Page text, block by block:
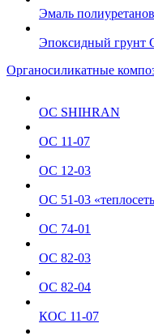
Эмаль
Эпоксидный грунт
Органосиликатные
ОС SHIHRAN
ОС 11-07
ОС 12-03
ОС 51-03
ОС 74-01
ОС 82-03
ОС 82-04
КОС 11-07